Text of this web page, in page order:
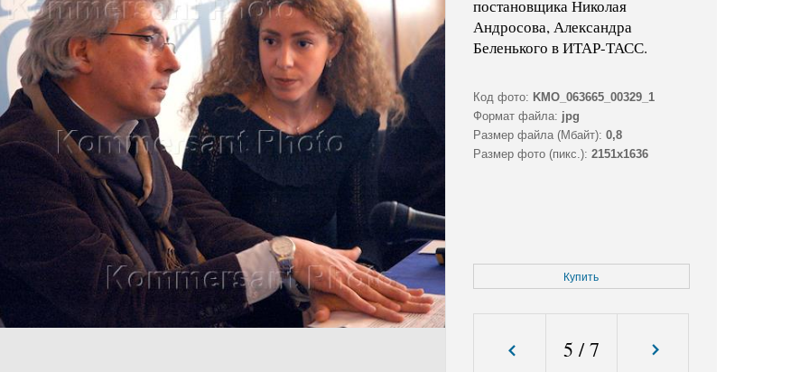
постановщика Николая
Андросова, Александра
Беленького в ИТАР-ТАСС.
Код фото: KMO_063665_00329_1
Формат файла: jpg
Размер файла (Мбайт): 0,8
Размер фото (пикс.): 2151x1636
Купить
5 /7